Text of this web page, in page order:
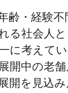
齢・経験
る社会人
に考えて
開中の老
開を見込